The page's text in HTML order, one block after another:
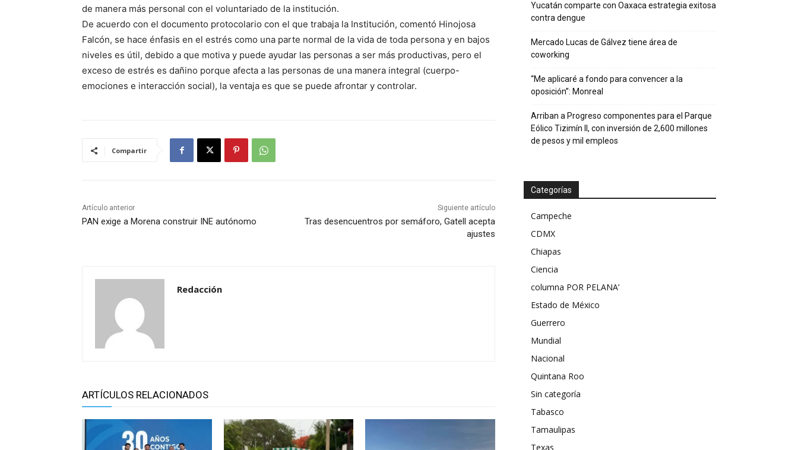
de manera más personal con el voluntariado de la institución.
De acuerdo con el documento protocolario con el que trabaja la Institución, comentó Hinojosa
Falcón, se hace énfasis en el estrés como una parte normal de la vida de toda persona y en bajos
niveles es útil, debido a que motiva y puede ayudar las personas a ser más productivas, pero el
exceso de estrés es dañino porque afecta a las personas de una manera integral (cuerpo-
emociones e interacción social), la ventaja es que se puede afrontar y controlar.
Compartir
Artículo anterior
PAN exige a Morena construir INE autónomo
Siguiente artículo
Tras desencuentros por semáforo, Gatell acepta
ajustes
Redacción
ARTÍCULOS RELACIONADOS
Yucatán comparte con Oaxaca estrategia exitosa
contra dengue
Mercado Lucas de Gálvez tiene área de
coworking
“Me aplicaré a fondo para convencer a la
oposición”: Monreal
Arriban a Progreso componentes para el Parque
Eólico Tizimín II, con inversión de 2,600 millones
de pesos y mil empleos
Categorías
Campeche
CDMX
Chiapas
Ciencia
columna POR PELANA’
Estado de México
Guerrero
Mundial
Nacional
Quintana Roo
Sin categoría
Tabasco
Tamaulipas
Texas